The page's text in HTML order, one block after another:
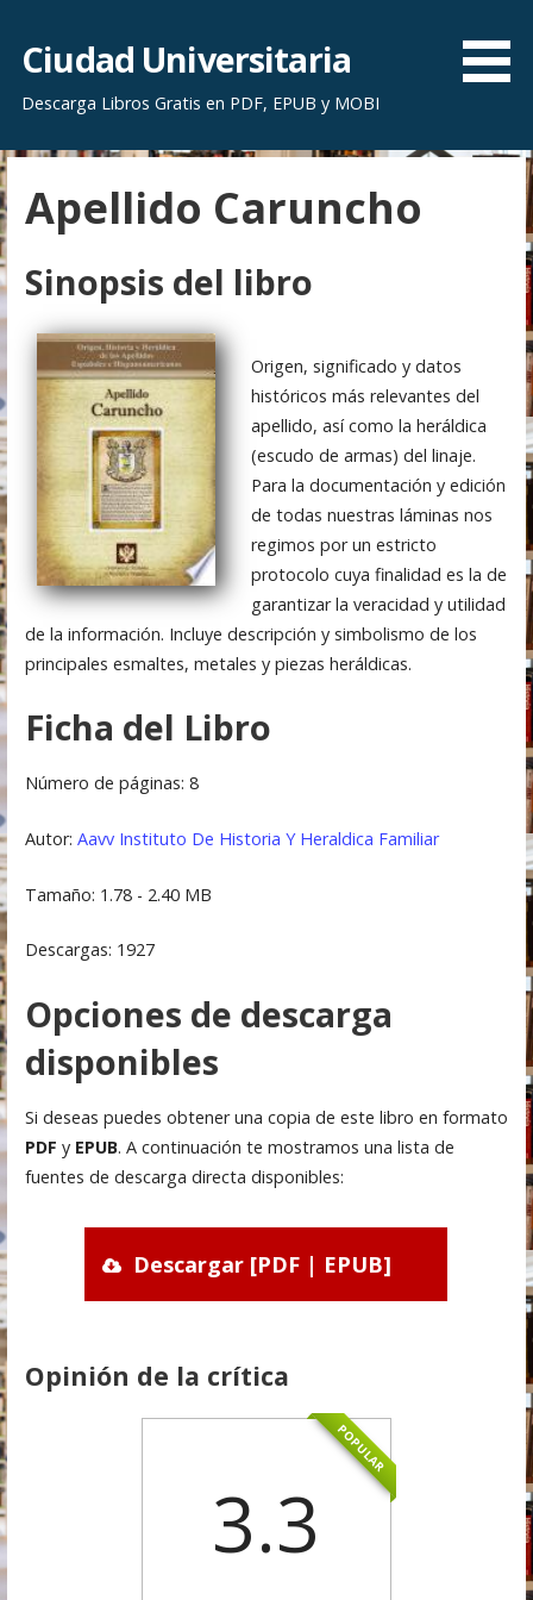
r
a
l
c
o
n
e
n
i
d
o
Ciudad Universitaria
Descarga Libros Gratis en PDF, EPUB y MOBI
Apellido Caruncho
Sinopsis del libro
Origen, significado y datos
históricos más relevantes del
apellido, así como la heráldica
(escudo de armas) del linaje.
Para la documentación y edición
de todas nuestras láminas nos
regimos por un estricto
protocolo cuya finalidad es la de
garantizar la veracidad y utilidad
de la información. Incluye descripción y simbolismo de los
principales esmaltes, metales y piezas heráldicas.
Ficha del Libro
Número de páginas: 8
Autor: Aavv Instituto De Historia Y Heraldica Familiar
Tamaño: 1.78 - 2.40 MB
Descargas: 1927
Opciones de descarga
disponibles
Si deseas puedes obtener una copia de este libro en formato
PDF y EPUB. A continuación te mostramos una lista de
fuentes de descarga directa disponibles:
Descargar [PDF | EPUB]
Opinión de la crítica
POPULAR
3.3